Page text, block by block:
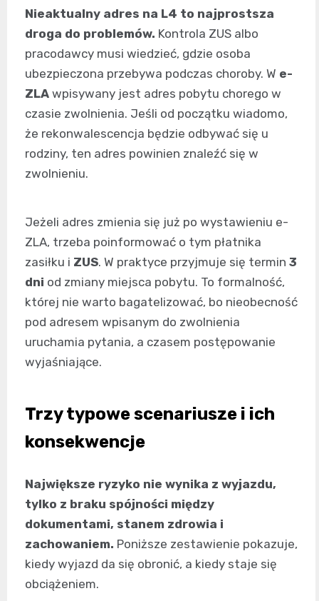
Nieaktualny adres na L4 to najprostsza
droga do problemów. Kontrola ZUS albo
pracodawcy musi wiedzieć, gdzie osoba
ubezpieczona przebywa podczas choroby. W e-
ZLA wpisywany jest adres pobytu chorego w
czasie zwolnienia. Jeśli od początku wiadomo,
że rekonwalescencja będzie odbywać się u
rodziny, ten adres powinien znaleźć się w
zwolnieniu.
Jeżeli adres zmienia się już po wystawieniu e-
ZLA, trzeba poinformować o tym płatnika
zasiłku i ZUS. W praktyce przyjmuje się termin 3
dni od zmiany miejsca pobytu. To formalność,
której nie warto bagatelizować, bo nieobecność
pod adresem wpisanym do zwolnienia
uruchamia pytania, a czasem postępowanie
wyjaśniające.
Trzy typowe scenariusze i ich
konsekwencje
Największe ryzyko nie wynika z wyjazdu,
tylko z braku spójności między
dokumentami, stanem zdrowia i
zachowaniem. Poniższe zestawienie pokazuje,
kiedy wyjazd da się obronić, a kiedy staje się
obciążeniem.